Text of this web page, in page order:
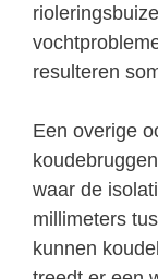
resulteren
Een overige
waar de
millimeters
kunnen